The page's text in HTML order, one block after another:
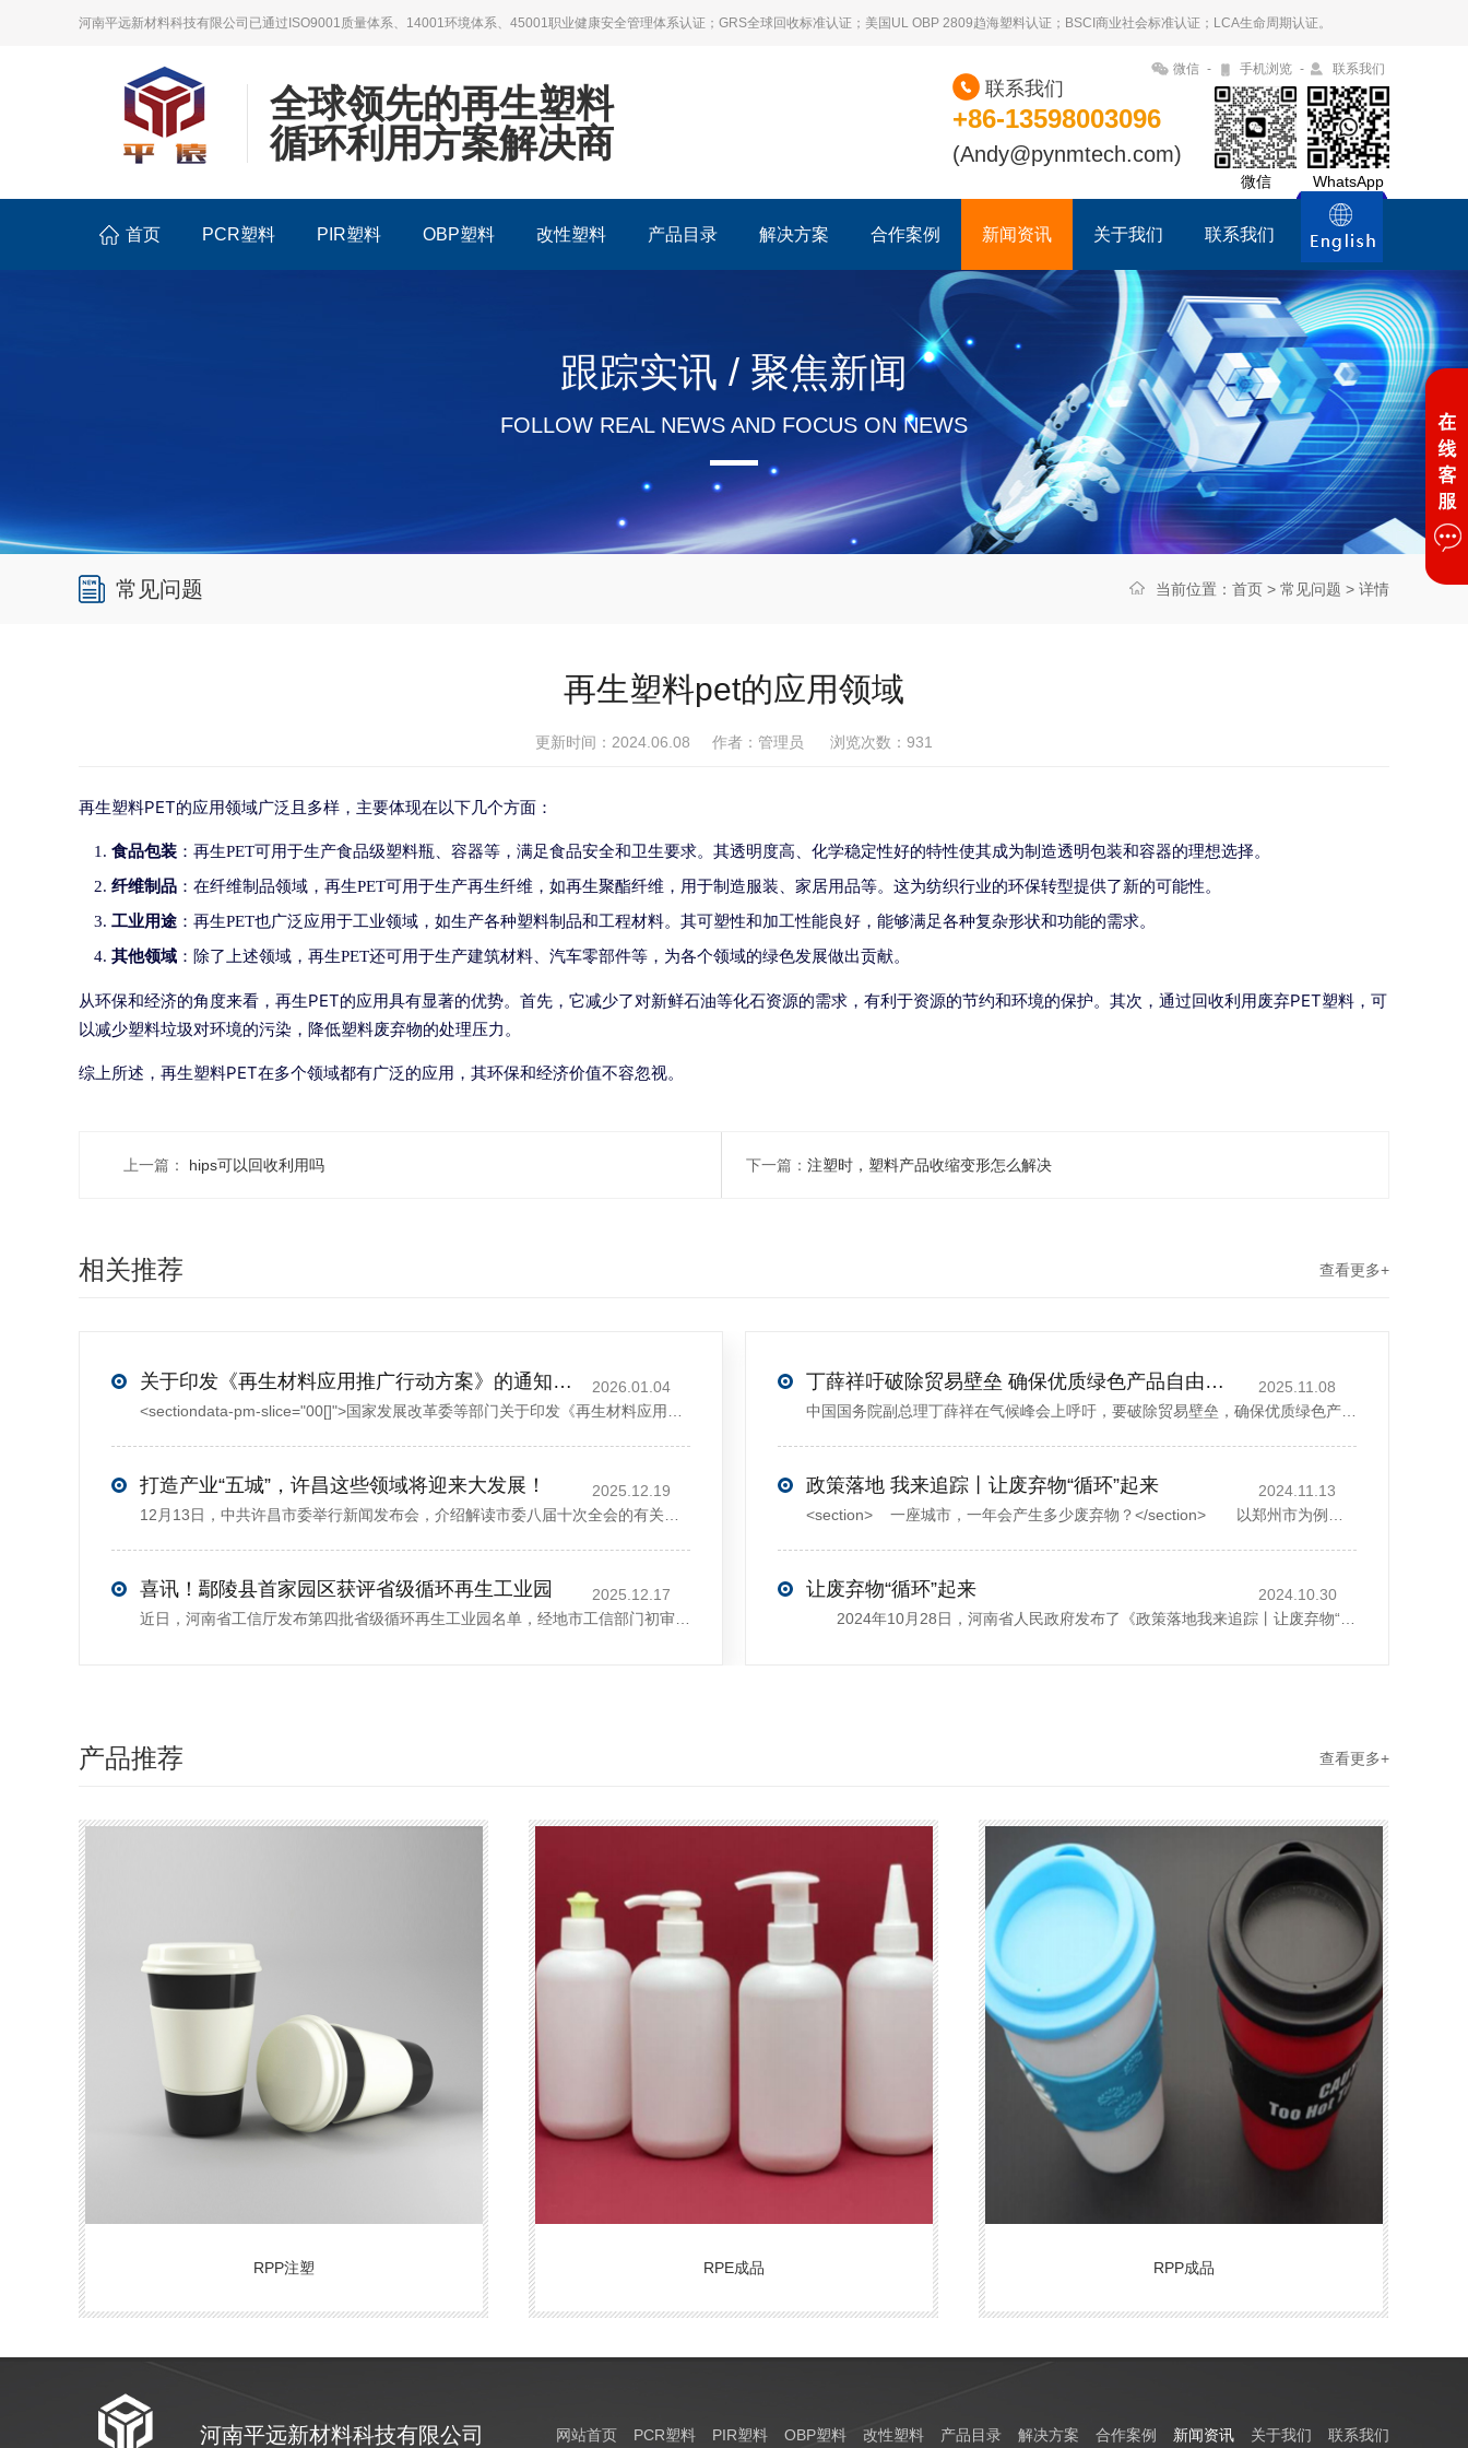
河南平远新材料科技有限公司已通过ISO9001质量体系、14001环境体系、45001职业健康安全管理体系认证；GRS全球回收标准认证；美国UL OBP 2809趋海塑料认证；BSCI商业社会标准认证；LCA生命周期认证。
微信 - 手机浏览 - 联系我们
全球领先的再生塑料
循环利用方案解决商
+86-13598003096
(Andy@pynmtech.com)
联系我们
微信 WhatsApp
首页 PCR塑料 PIR塑料 OBP塑料 改性塑料 产品目录 解决方案 合作案例 新闻资讯 关于我们 联系我们
跟踪实讯 / 聚焦新闻
FOLLOW REAL NEWS AND FOCUS ON NEWS
常见问题 当前位置： 首页 > 常见问题 > 详情
再生塑料pet的应用领域
更新时间：2024.06.08 作者：管理员 浏览次数： 931
再生塑料PET的应用领域广泛且多样，主要体现在以下几个方面：
食品包装 ：再生PET可用于生产食品级塑料瓶、容器等，满足食品安全和卫生要求。其透明度高、化学稳定性好的特性使其成为制造透明包装和容器的理想选择。
纤维制品 ：在纤维制品领域，再生PET可用于生产再生纤维，如再生聚酯纤维，用于制造服装、家居用品等。这为纺织行业的环保转型提供了新的可能性。
工业用途 ：再生PET也广泛应用于工业领域，如生产各种塑料制品和工程材料。其可塑性和加工性能良好，能够满足各种复杂形状和功能的需求。
其他领域 ：除了上述领域，再生PET还可用于生产建筑材料、汽车零部件等，为各个领域的绿色发展做出贡献。
从环保和经济的角度来看，再生PET的应用具有显著的优势。首先，它减少了对新鲜石油等化石资源的需求，有利于资源的节约和环境的保护。其次，通过回收利用废弃PET塑料，可
以减少塑料垃圾对环境的污染，降低塑料废弃物的处理压力。
综上所述，再生塑料PET在多个领域都有广泛的应用，其环保和经济价值不容忽视。
上一篇： hips可以回收利用吗 下一篇：注塑时，塑料产品收缩变形怎么解决
相关推荐 查看更多+
关于印发《再生材料应用推广行动方案》的通知(发改环资〔2025〕1681号)
2026.01.04
打造产业“五城”，许昌这些领域将迎来大发展！
2025.12.19
喜讯！鄢陵县首家园区获评省级循环再生工业园
2025.12.17
丁薛祥吁破除贸易壁垒 确保优质绿色产品自由流通
2025.11.08
政策落地 我来追踪丨让废弃物“循环”起来
2024.11.13
让废弃物“循环”起来
2024.10.30
产品推荐 查看更多+
RPP注塑 RPE成品 RPP成品
河南平远新材料科技有限公司 网站首页 PCR塑料 PIR塑料 OBP塑料 改性塑料 产品目录 解决方案 合作案例 新闻资讯 关于我们 联系我们